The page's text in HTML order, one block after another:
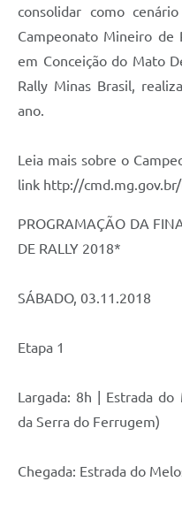
Projetos
Contas Públicas
Serviços Online
A Prefeitura
consolidar como
Campeonato Mineiro
em Conceição do Mato
Rally Minas Brasil,
ano.
Leia mais sobre o
link http://
PROGRAMAÇÃO DA
DE RALLY 2018*
SÁBADO, 03.11.2018
Etapa 1
Largada: 8h | Estrada
da Serra do Ferrugem)
Chegada: Estrada do